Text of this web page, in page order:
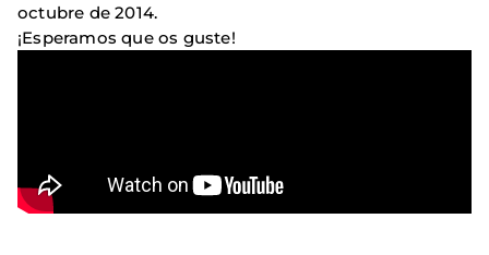
octubre de 2014.
¡Esperamos que os guste!